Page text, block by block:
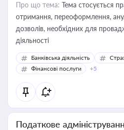
Про що тема: Тема стосується
отримання, переоформлення,
дозволів, необхідних для
діяльності
Банківська діяльність
Фінансові послуги
+5
Податкове